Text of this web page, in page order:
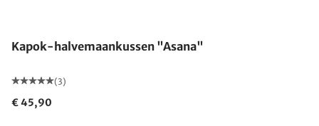
Kapok-halvemaankussen "Asana"
(3)
€ 45,90